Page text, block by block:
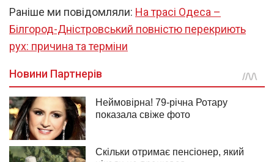
Раніше ми повідомляли: На трасі Одеса –
Білгород-Дністровський повністю перекриють
рух: причина та терміни